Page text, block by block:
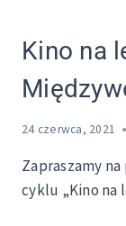
Kino na
24 czerwca, 2021
Zapraszamy
cyklu „Kino na